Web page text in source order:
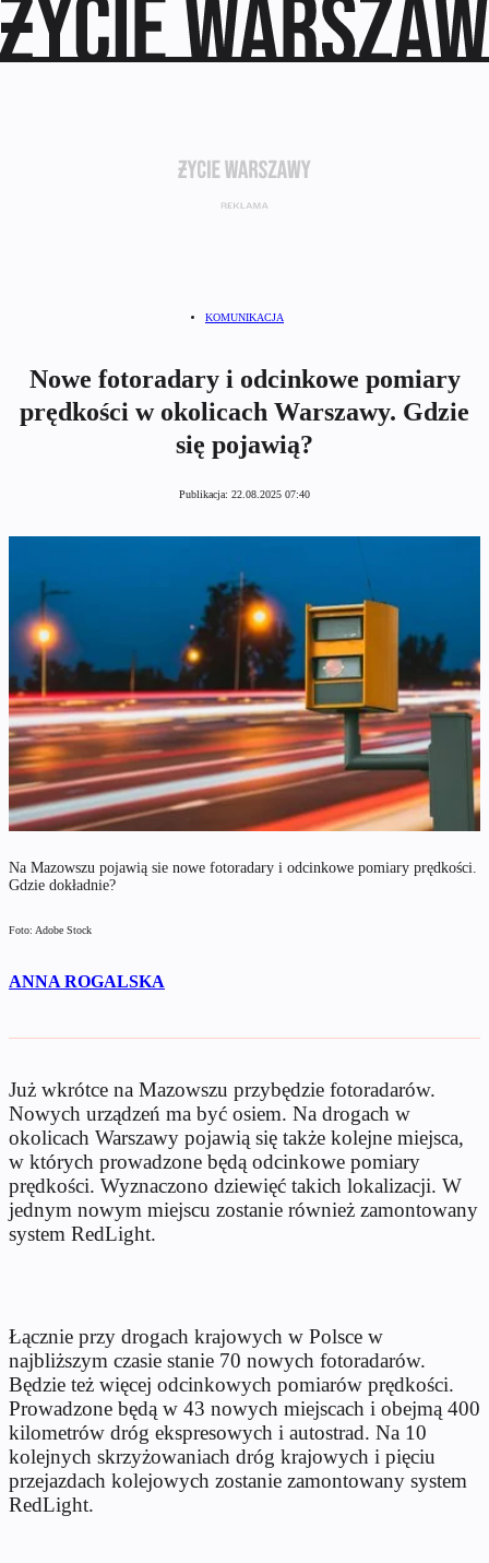
KOMUNIKACJA
Nowe fotoradary i odcinkowe pomiary
prędkości w okolicach Warszawy. Gdzie
się pojawią?
Publikacja: 22.08.2025 07:40
Na Mazowszu pojawią sie nowe fotoradary i odcinkowe pomiary prędkości.
Gdzie dokładnie?
Foto: Adobe Stock
ANNA ROGALSKA
Już wkrótce na Mazowszu przybędzie fotoradarów.
Nowych urządzeń ma być osiem. Na drogach w
okolicach Warszawy pojawią się także kolejne miejsca,
w których prowadzone będą odcinkowe pomiary
prędkości. Wyznaczono dziewięć takich lokalizacji. W
jednym nowym miejscu zostanie również zamontowany
system RedLight.
Łącznie przy drogach krajowych w Polsce w
najbliższym czasie stanie 70 nowych fotoradarów.
Będzie też więcej odcinkowych pomiarów prędkości.
Prowadzone będą w 43 nowych miejscach i obejmą 400
kilometrów dróg ekspresowych i autostrad. Na 10
kolejnych skrzyżowaniach dróg krajowych i pięciu
przejazdach kolejowych zostanie zamontowany system
RedLight.